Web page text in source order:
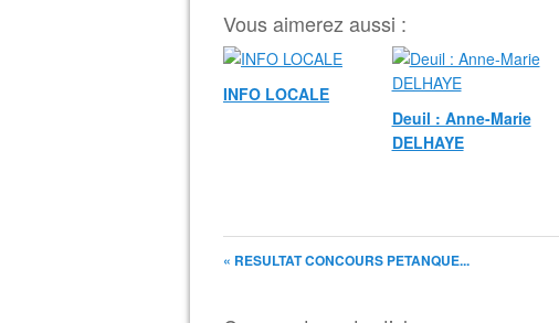
Vous aimerez aussi :
INFO LOCALE
Deuil : Anne-Marie
DELHAYE
« RESULTAT CONCOURS PETANQUE...